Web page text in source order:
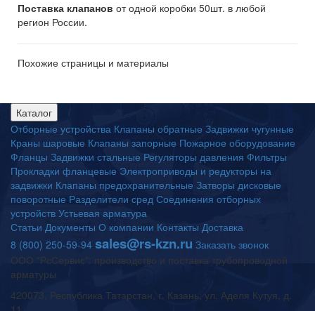
Поставка клапанов от одной коробки 50шт. в любой
регион России.
Похожие страницы и материалы
Каталог
Отборные устройства Клапаны обратные Задвижки чугунные
Краны шаровые Клапаны запорные Пожарное оборудование
Фланцы Задвижки стальные Регуляторы давления Фильтры
Прокладки фланцевые Электроприводы и редукторы на
задвижки Клапаны предохранительные Затворы дисковые
поворотные Разделители сред Соединения отборных
устройств Устьевая арматура
Статьи Документы О компании Контакты Доставка
8 (800) 250-59-94 sales@rs-kzn.ru Заказать звонок
ООО "РсСервис": производство и поставка трубопроводной
арматуры
420073, Республика Татарстан, г. Казань, ул. Аделя Кутуя, д.